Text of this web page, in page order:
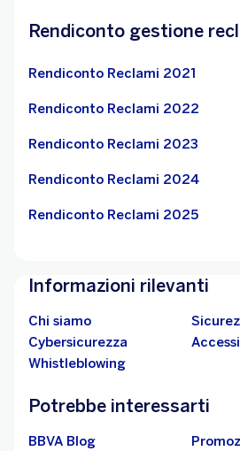
Rendiconto gestione
Rendiconto Reclami 2021
Rendiconto Reclami 2022
Rendiconto Reclami 2023
Rendiconto Reclami 2024
Rendiconto Reclami 2025
Informazioni rilevanti
Chi siamo
Cybersicurezza
Whistleblowing
Potrebbe interessarti
BBVA Blog